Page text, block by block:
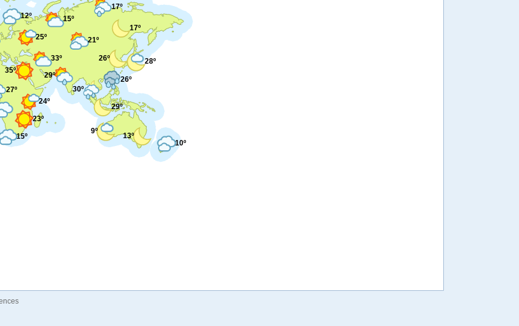
35º
26º 28º
25º
26º
29º
33º
30º
29º
13º
27º
15º
24º
23º
10º
21º
9º
12º
17º
15º
17º